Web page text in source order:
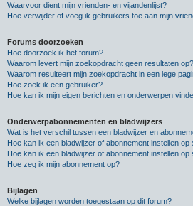
Waarvoor dient mijn vrienden- en vijandenlijst?
Hoe verwijder of voeg ik gebruikers toe aan mijn
Forums doorzoeken
Hoe doorzoek ik het forum?
Waarom levert mijn zoekopdracht geen resultaten op?
Waarom resulteert mijn zoekopdracht in een lege
Hoe zoek ik een gebruiker?
Hoe kan ik mijn eigen berichten en onderwerpen
Onderwerpabonnementen en bladwijzers
Wat is het verschil tussen een bladwijzer en
Hoe kan ik een bladwijzer of abonnement instellen
Hoe kan ik een bladwijzer of abonnement instellen
Hoe zeg ik mijn abonnement op?
Bijlagen
Welke bijlagen worden toegestaan op dit forum?